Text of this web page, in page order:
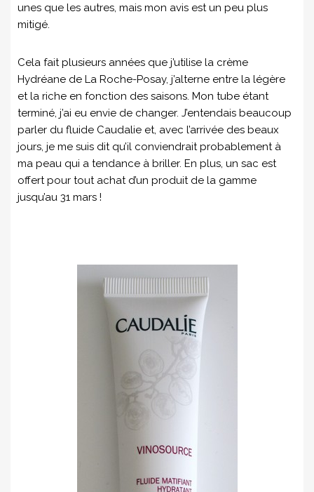
unes que les autres, mais mon avis est un peu plus
mitigé.
Cela fait plusieurs années que j’utilise la crème
Hydréane de La Roche-Posay, j’alterne entre la légère
et la riche en fonction des saisons. Mon tube étant
terminé, j’ai eu envie de changer. J’entendais beaucoup
parler du fluide Caudalie et, avec l’arrivée des beaux
jours, je me suis dit qu’il conviendrait probablement à
ma peau qui a tendance à briller. En plus, un sac est
offert pour tout achat d’un produit de la gamme
jusqu’au 31 mars !